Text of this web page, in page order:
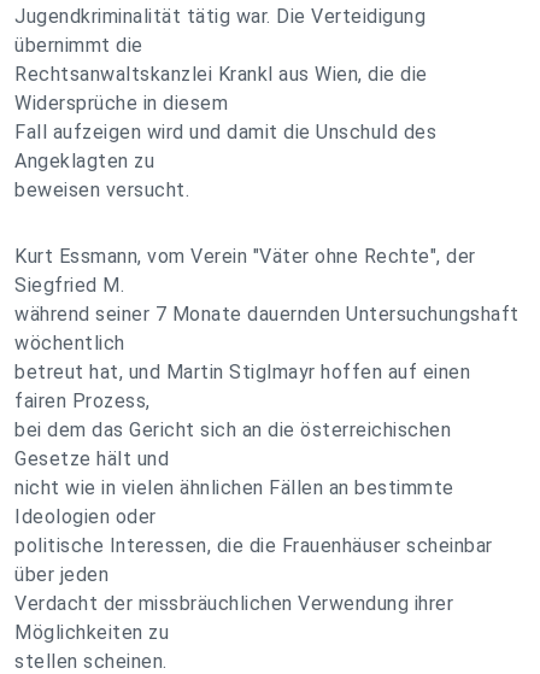
Jugendkriminalität tätig war. Die Verteidigung
übernimmt die
Rechtsanwaltskanzlei Krankl aus Wien, die die
Widersprüche in diesem
Fall aufzeigen wird und damit die Unschuld des
Angeklagten zu
beweisen versucht.
Kurt Essmann, vom Verein "Väter ohne Rechte", der
Siegfried M.
während seiner 7 Monate dauernden Untersuchungshaft
wöchentlich
betreut hat, und Martin Stiglmayr hoffen auf einen
fairen Prozess,
bei dem das Gericht sich an die österreichischen
Gesetze hält und
nicht wie in vielen ähnlichen Fällen an bestimmte
Ideologien oder
politische Interessen, die die Frauenhäuser scheinbar
über jeden
Verdacht der missbräuchlichen Verwendung ihrer
Möglichkeiten zu
stellen scheinen.